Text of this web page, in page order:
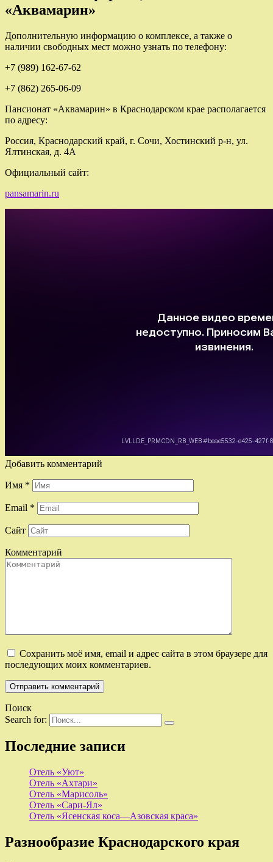
«Аквамарин»
Дополнительную информацию о комплексе, а также о
наличии свободных мест можно узнать по телефону:
+7 (989) 162-67-62
+7 (862) 265-06-09
Пансионат «Аквамарин» в Краснодарском крае располагается
по адресу:
Россия, Краснодарский край, г. Сочи, Хостинский р-н, ул.
Ялтинская, д. 4А
Официальный сайт:
pansamarin.ru
Добавить комментарий
Имя *
Email *
Сайт
Комментарий
Сохранить моё имя, email и адрес сайта в этом браузере для
последующих моих комментариев.
Поиск
Search for:
Последние записи
Отель «Уют»
Отель «Ахтари»
Отель «Марисоль»
Отель «Сари-Ял»
Отель «Ясенская коса—Азовская краса»
Разнообразие Краснодарского края